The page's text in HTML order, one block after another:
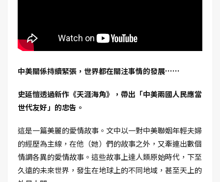
中美關係持續緊張，世界都在關注事情的發展……
史延愷透過新作《天涯海角》，帶出「中美兩國人民應當
世代友好」的忠告。
這是一篇美麗的愛情故事。文中以一對中美聯姻年輕夫婦
的經歷為主線，在他（她）們的故事之外，又牽連出數個
情調各異的愛情故事。這些故事上達人類原始時代，下至
久遠的未來世界，發生在地球上的不同地域，甚至天上的